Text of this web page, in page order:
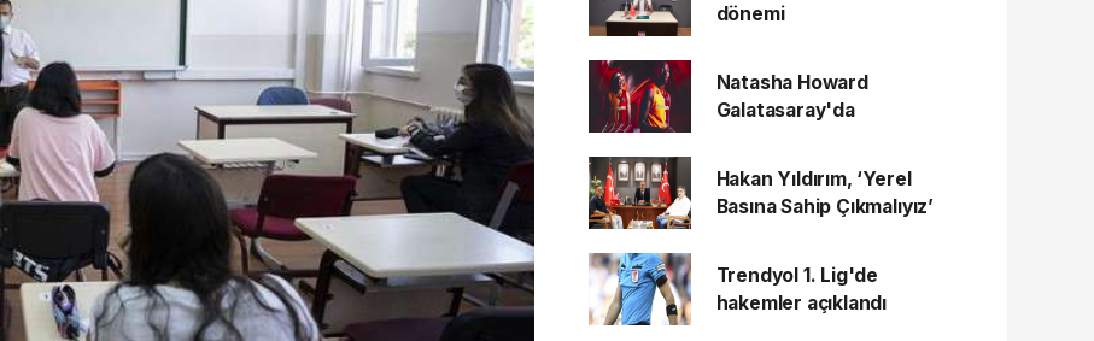
dönemi
Natasha Howard
Galatasaray'da
Hakan Yıldırım, ‘Yerel
Basına Sahip Çıkmalıyız’
Trendyol 1. Lig'de
hakemler açıklandı